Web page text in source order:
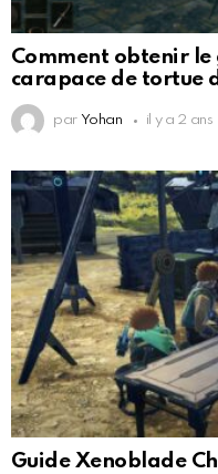
Comment obtenir
carapace de tortue
par Yohan il y a 2 ans
Guide Xenoblade